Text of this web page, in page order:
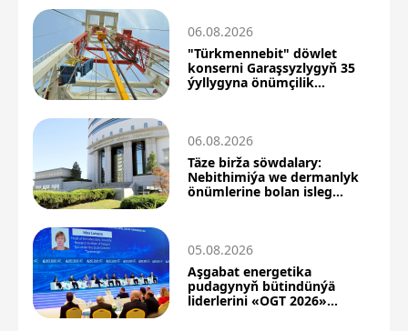
06.08.2026
"Türkmennebit" döwlet
konserni Garaşsyzlygyň 35
ýyllygyna önümçilik
06.08.2026
Täze birža söwdalary:
Nebithimiýa we dermanlyk
önümlerine bolan isleg
05.08.2026
Aşgabat energetika
pudagynyň bütindünýä
liderlerini «OGT 2026»